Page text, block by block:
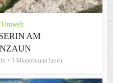
Umwelt
AM G
1 Minuten zum Lesen